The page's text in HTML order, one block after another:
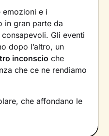
emozioni e i
in gran parte da
Gli eventi
dopo l’altro, un
inconscio che
che ce ne rendiamo
che affondano le
in famiglia